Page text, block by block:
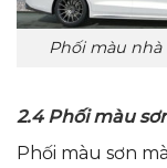
Phối màu
2.4 Phối màu
Phối màu sơn